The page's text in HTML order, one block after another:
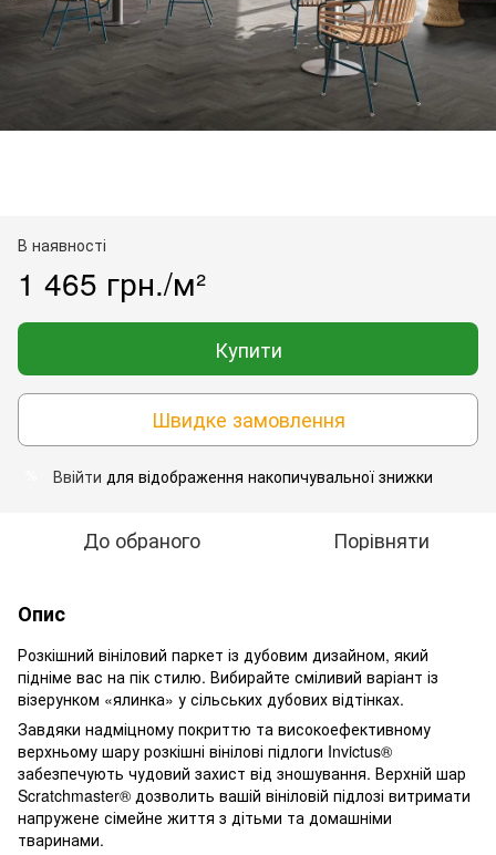
В наявності
1 465 грн./м²
Купити
Швидке замовлення
Ввійти для відображення накопичувальної знижки
До обраного Порівняти
Опис
Розкішний вініловий паркет із дубовим дизайном, який
підніме вас на пік стилю. Вибирайте сміливий варіант із
візерунком «ялинка» у сільських дубових відтінках.
Завдяки надміцному покриттю та високоефективному
верхньому шару розкішні вінілові підлоги Invictus®
забезпечують чудовий захист від зношування. Верхній шар
Scratchmaster® дозволить вашій вініловій підлозі витримати
напружене сімейне життя з дітьми та домашніми
тваринами.